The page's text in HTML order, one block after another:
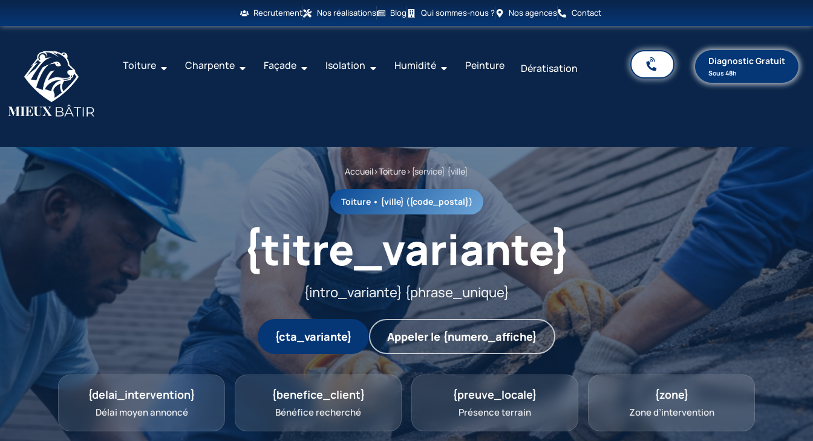
Recrutement Nos réalisations Blog Qui sommes-nous ? Nos agences Contact
Toiture Charpente Façade Isolation Humidité Peinture Dératisation
Diagnostic Gratuit
Sous 48h
Accueil›Toiture› {service} {ville}
Toiture • {ville} ({code_postal})
{titre_variante}
{intro_variante} {phrase_unique}
{cta_variante} Appeler le {numero_affiche}
{delai_intervention}
Délai moyen annoncé
{benefice_client}
Bénéfice recherché
{preuve_locale}
Présence terrain
{zone}
Zone d’intervention